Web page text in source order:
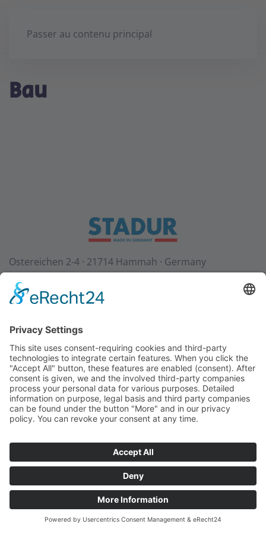
Passer au contenu principal
Bau
Ostereichen 2-4 · 21714 Hammah · Germany
Contact Téléchargements
CGV
+49 (0) 4144 - 234 0
+49 (0) 4144 - 234 100
stadur@stadur.com
Heures d’ouverture:
Lu-Jeu:
7:30 - 16:30
Heures de chargement:
Lu-Jeu:
7:30 - 14:45
Ve:
7:30 - 14:00